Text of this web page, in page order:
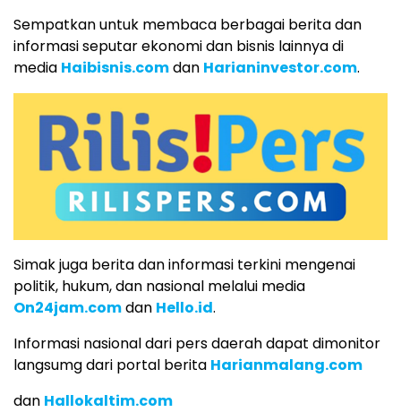
Sempatkan untuk membaca berbagai berita dan
informasi seputar ekonomi dan bisnis lainnya di
media Haibisnis.comdan Harianinvestor.com.
Simak juga berita dan informasi terkini mengenai
politik, hukum, dan nasional melalui media
On24jam.comdan Hello.id.
Informasi nasional dari pers daerah dapat dimonitor
langsumg dari portal berita Harianmalang.com
dan Hallokaltim.com